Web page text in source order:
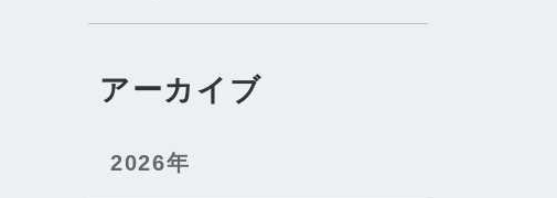
アーカイブ
2026年